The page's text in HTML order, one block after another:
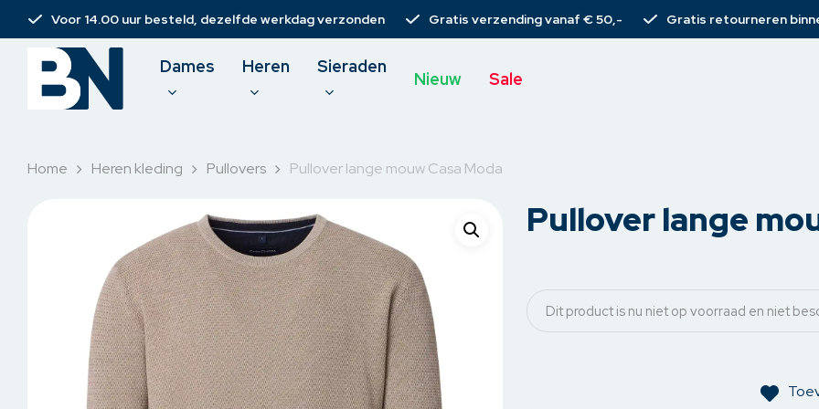
Voor 14.00 uur besteld, dezelfde werkdag verzonden Gratis verzending vanaf € 50,- Gratis retourneren
Dames
Damesbroeken
Spijkerbroeken
Jurken
Rokken & shorts
Korte broeken
T-shirts
Blouses
Tassen
Heren
T-shirts
Polo
Pullovers
Sweaters
Overhemden
Broeken
Chino’s
Sieraden
Nieuw Sale
Home Heren kleding Pullovers Pullover lange mouw Casa Moda
Pullover lange
Dit product is nu niet op voorraad en niet